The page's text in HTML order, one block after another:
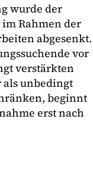
wurde der
Rahmen der
abgesenkt.
vor
verstärkten
unbedingt
beginnt
erst nach